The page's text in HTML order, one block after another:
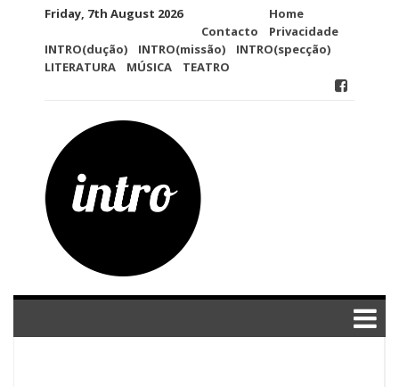
Friday, 7th August 2026
Contacto
Home
Privacidade
INTRO(dução)
INTRO(missão)
INTRO(specção)
LITERATURA
MÚSICA TEATRO